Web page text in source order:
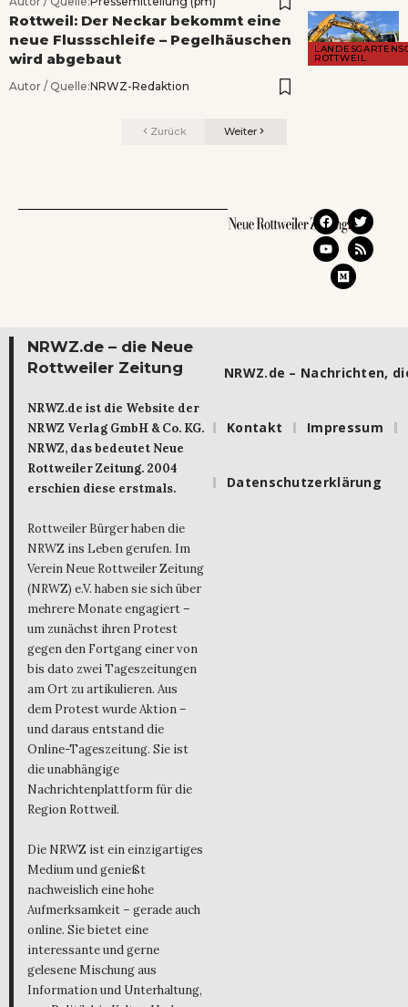
ROTTWEIL
Rottweil: Der Neckar bekommt eine
neue Flussschleife – Pegelhäuschen
wird abgebaut
Autor / Quelle:NRWZ-Redaktion
Zurück Weiter
NRWZ.de – die Neue
Rottweiler Zeitung
NRWZ.de ist die Website der
NRWZ Verlag GmbH & Co. KG.
NRWZ, das bedeutet Neue
Rottweiler Zeitung. 2004
erschien diese erstmals.
Rottweiler Bürger haben die
NRWZ ins Leben gerufen. Im
Verein Neue Rottweiler Zeitung
(NRWZ) e.V. haben sie sich über
mehrere Monate engagiert –
um zunächst ihren Protest
gegen den Fortgang einer von
bis dato zwei Tageszeitungen
am Ort zu artikulieren. Aus
dem Protest wurde Aktion –
und daraus entstand die
Online-Tageszeitung. Sie ist
die unabhängige
Nachrichtenplattform für die
Region Rottweil.
Die NRWZ ist ein einzigartiges
Medium und genießt
nachweislich eine hohe
Aufmerksamkeit – gerade auch
online. Sie bietet eine
interessante und gerne
gelesene Mischung aus
Information und Unterhaltung,
NRWZ.de – Nachrichten,
Kontakt Impressum
Datenschutzerklärung